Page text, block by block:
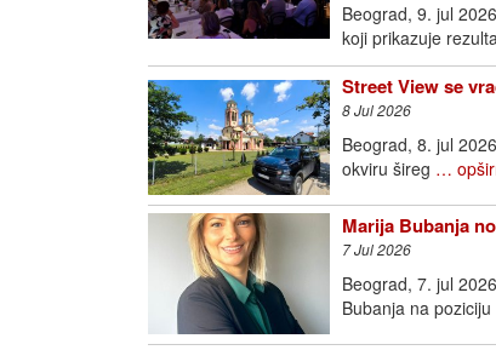
Beograd, 9. jul
koji prikazuje
Street View se
8 Jul 2026
Beograd, 8. jul
okviru šireg …
Marija Bubanja
7 Jul 2026
Beograd, 7. jul
Bubanja na